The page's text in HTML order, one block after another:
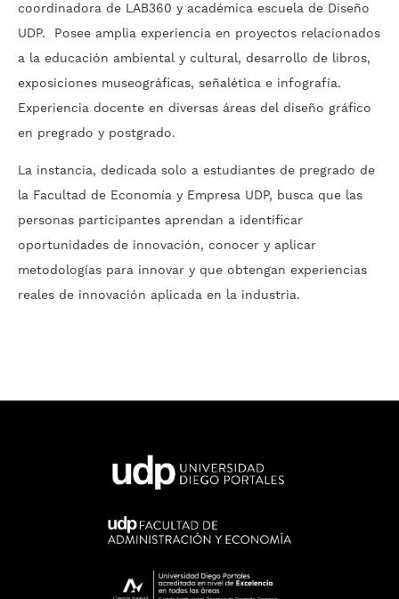
coordinadora de LAB360 y académica escuela de Diseño
UDP. Posee amplia experiencia en proyectos relacionados
a la educación ambiental y cultural, desarrollo de libros,
exposiciones museográficas, señalética e infografía.
Experiencia docente en diversas áreas del diseño gráfico
en pregrado y postgrado.
La instancia, dedicada solo a estudiantes de pregrado de
la Facultad de Economía y Empresa UDP, busca que las
personas participantes aprendan a identificar
oportunidades de innovación, conocer y aplicar
metodologías para innovar y que obtengan experiencias
reales de innovación aplicada en la industria.